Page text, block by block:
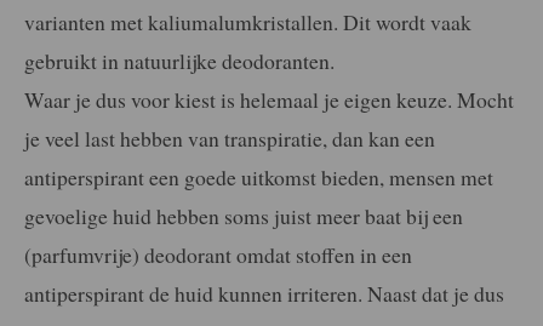
varianten met kaliumalumkristallen. Dit wordt vaak
gebruikt in natuurlijke deodoranten.
Waar je dus voor kiest is helemaal je eigen keuze. Mocht
je veel last hebben van transpiratie, dan kan een
antiperspirant een goede uitkomst bieden, mensen met
gevoelige huid hebben soms juist meer baat bij een
(parfumvrije) deodorant omdat stoffen in een
antiperspirant de huid kunnen irriteren. Naast dat je dus